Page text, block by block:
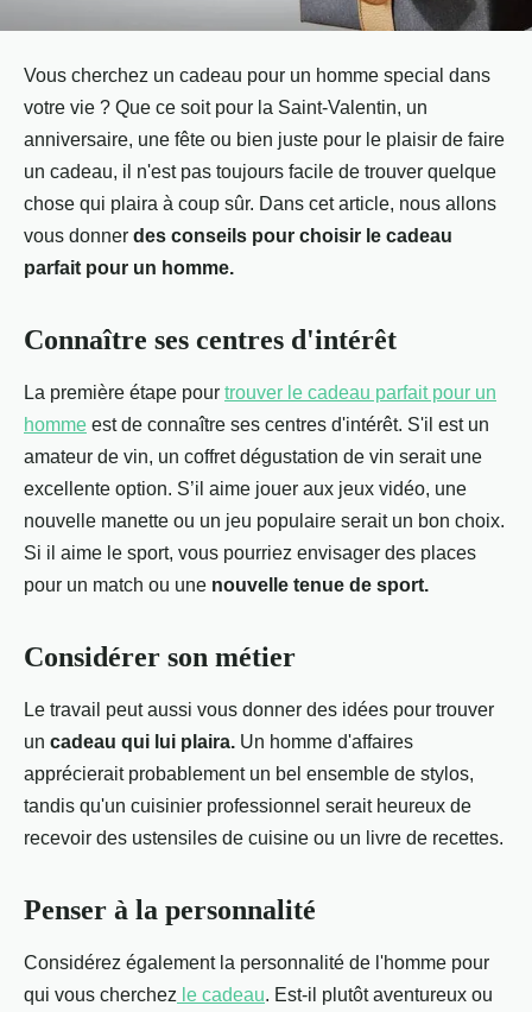
Vous cherchez un cadeau pour un homme special dans
votre vie ? Que ce soit pour la Saint-Valentin, un
anniversaire, une fête ou bien juste pour le plaisir de faire
un cadeau, il n'est pas toujours facile de trouver quelque
chose qui plaira à coup sûr. Dans cet article, nous allons
vous donner des conseils pour choisir le cadeau
parfait pour un homme.
Connaître ses centres d'intérêt
La première étape pour trouver le cadeau parfait pour un
homme est de connaître ses centres d'intérêt. S'il est un
amateur de vin, un coffret dégustation de vin serait une
excellente option. S’il aime jouer aux jeux vidéo, une
nouvelle manette ou un jeu populaire serait un bon choix.
Si il aime le sport, vous pourriez envisager des places
pour un match ou une nouvelle tenue de sport.
Considérer son métier
Le travail peut aussi vous donner des idées pour trouver
un cadeau qui lui plaira. Un homme d'affaires
apprécierait probablement un bel ensemble de stylos,
tandis qu'un cuisinier professionnel serait heureux de
recevoir des ustensiles de cuisine ou un livre de recettes.
Penser à la personnalité
Considérez également la personnalité de l'homme pour
qui vous cherchez le cadeau. Est-il plutôt aventureux ou